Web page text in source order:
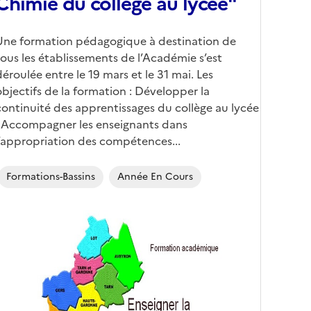
formation pédagogique à destination de
les établissements de l’Académie s’est
entre le 19 mars et le 31 mai. Les
de la formation : Développer la
des apprentissages du collège au lycée
les enseignants dans
des compétences...
Formations-Bassins Année En Cours